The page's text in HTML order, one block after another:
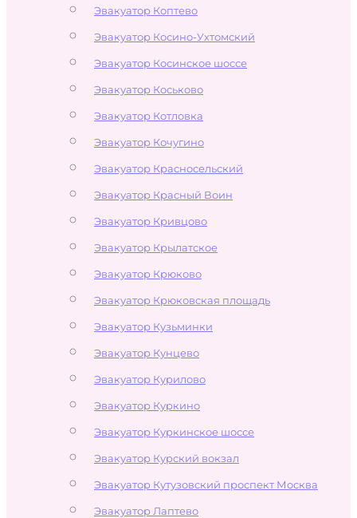
Эвакуатор Коптево
Эвакуатор Косино-Ухтомский
Эвакуатор Косинское шоссе
Эвакуатор Коськово
Эвакуатор Котловка
Эвакуатор Кочугино
Эвакуатор Красносельский
Эвакуатор Красный Воин
Эвакуатор Кривцово
Эвакуатор Крылатское
Эвакуатор Крюково
Эвакуатор Крюковская площадь
Эвакуатор Кузьминки
Эвакуатор Кунцево
Эвакуатор Курилово
Эвакуатор Куркино
Эвакуатор Куркинское шоссе
Эвакуатор Курский вокзал
Эвакуатор Кутузовский проспект Москва
Эвакуатор Лаптево